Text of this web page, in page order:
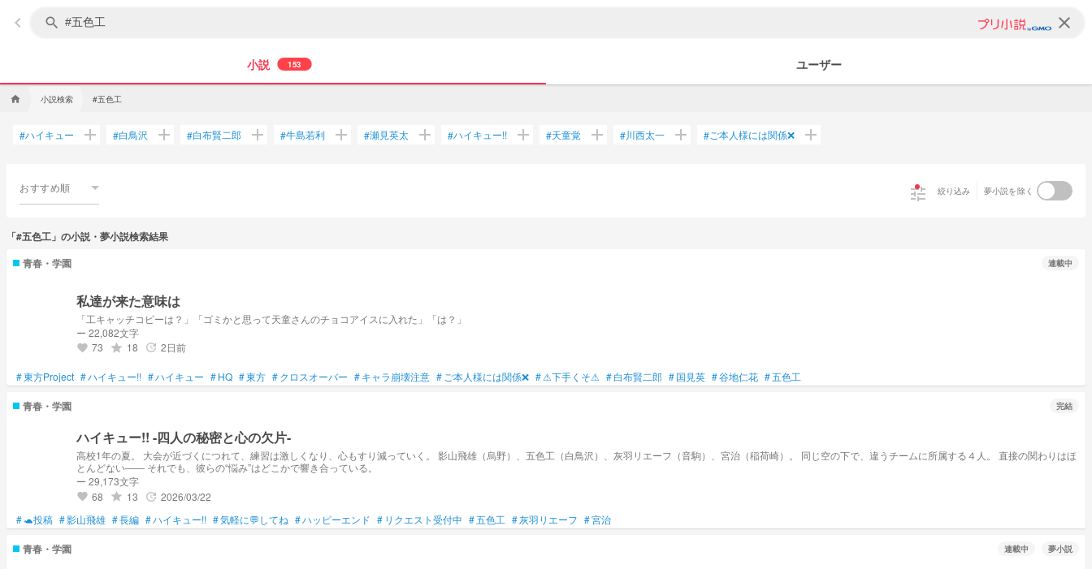
keyboard_arrow_left search clear
小説 153 ユーザー
home 小説検索 #五色工
#ハイキュー add #白鳥沢 add #白布賢二郎 add #牛島若利 add #瀬見英太 add #ハイキュー!! add #天童覚 add #川西太一 add #ご本人様には関係❌ add
おすすめ順 tune 絞り込み 夢小説を除く
「#五色工」の小説・夢小説検索結果
青春・学園
連載中
私達が来た意味は
「工キャッチコピーは？」「ゴミかと思って天童さんのチョコアイスに入れた」「は？」
ー 22,082文字
favorite 73 grade 18 update 2日前
#東方Project #ハイキュー!! #ハイキュー #HQ #東方 #クロスオーバー #キャラ崩壊注意 # ご本人様には関係❌ #⚠下手くそ⚠ #白布賢二郎 #国見英 #谷地仁花 #五色工
青春・学園 完結
ハイキュー!! -四人の秘密と心の欠片-
高校1年の夏。 大会が近づくにつれて、練習は激しくなり、心もすり減っていく。 影山飛雄（烏野）、五色工（白鳥沢）、灰羽リエーフ（音駒）、宮治（稲荷崎）。 同じ空の下で、違うチームに所属する４人。 直接の関わりはほ
とんどない―― それでも、彼らの“悩み”はどこかで響き合っている。
ー 29,173文字
favorite 68 grade 13 update 2026/03/22
#🐢投稿 #影山飛雄 #長編 #ハイキュー!! #気軽に💬してね #ハッピーエンド # リクエスト受付中 #五色工 #灰羽リエーフ #宮治
青春・学園 連載中 夢小説